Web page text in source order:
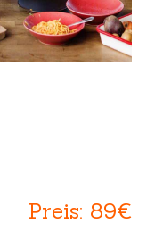
Preis: 89€